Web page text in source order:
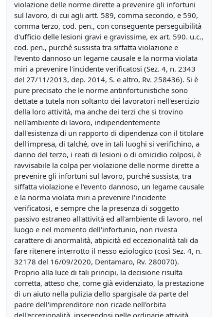
violazione delle norme dirette a prevenire gli infortuni
sul lavoro, di cui agli artt. 589, comma secondo, e 590,
comma terzo, cod. pen., con conseguente perseguibilità
d'ufficio delle lesioni gravi e gravissime, ex art. 590. u.c.,
cod. pen., purché sussista tra siffatta violazione e
l'evento dannoso un legame causale e la norma violata
miri a prevenire l'incidente verificatosi (Sez. 4, n. 2343
del 27/11/2013, dep. 2014, S. e altro, Rv. 258436). Si è
pure precisato che le norme antinfortunistiche sono
dettate a tutela non soltanto dei lavoratori nell'esercizio
della loro attività, ma anche dei terzi che si trovino
nell'ambiente di lavoro, indipendentemente
dall'esistenza di un rapporto di dipendenza con il titolare
dell'impresa, di talché, ove in tali luoghi si verifichino, a
danno del terzo, i reati di lesioni o di omicidio colposi, è
ravvisabile la colpa per violazione delle norme dirette a
prevenire gli infortuni sul lavoro, purché sussista, tra
siffatta violazione e l'evento dannoso, un legame causale
e la norma violata miri a prevenire l'incidente
verificatosi, e sempre che la presenza di soggetto
passivo estraneo all'attività ed all'ambiente di lavoro, nel
luogo e nel momento dell'infortunio, non rivesta
carattere di anormalità, atipicità ed eccezionalità tali da
fare ritenere interrotto il nesso eziologico (così Sez. 4, n.
32178 del 16/09/2020, Dentamaro, Rv. 280070).
Proprio alla luce di tali principi, la decisione risulta
corretta, atteso che, come già evidenziato, la prestazione
di un aiuto nella pulizia dello spargisale da parte del
padre dell'imprenditore non ricade nell'orbita
dell'eccezionalità, inserendosi nelle ordinarie attività